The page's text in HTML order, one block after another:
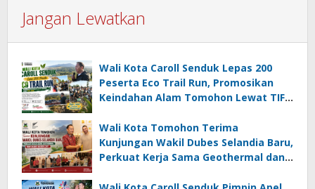
Jangan Lewatkan
Wali Kota Caroll Senduk Lepas 200
Peserta Eco Trail Run, Promosikan
Keindahan Alam Tomohon Lewat TIFF
Wali Kota Tomohon Terima
Kunjungan Wakil Dubes Selandia Baru,
Perkuat Kerja Sama Geothermal dan